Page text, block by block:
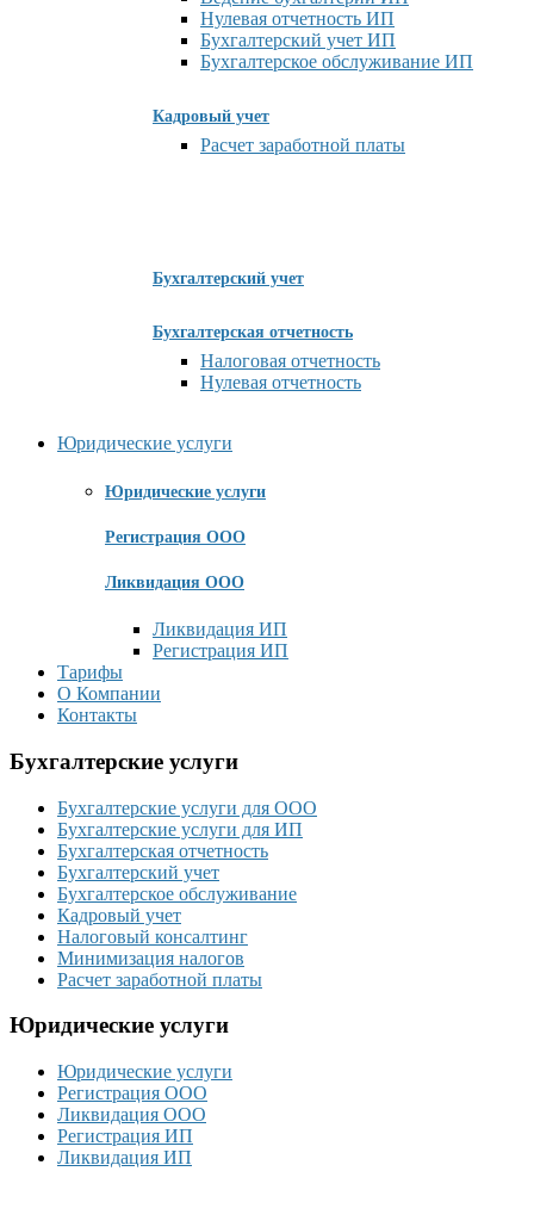
Нулевая отчетность ИП
Бухгалтерский учет ИП
Бухгалтерское обслуживание ИП
Кадровый учет
Расчет заработной платы
Бухгалтерский учет
Бухгалтерская отчетность
Налоговая отчетность
Нулевая отчетность
Юридические услуги
Юридические услуги
Регистрация ООО
Ликвидация ООО
Ликвидация ИП
Регистрация ИП
Тарифы
О Компании
Контакты
Бухгалтерские услуги
Бухгалтерские услуги для ООО
Бухгалтерские услуги для ИП
Бухгалтерская отчетность
Бухгалтерский учет
Бухгалтерское обслуживание
Кадровый учет
Налоговый консалтинг
Минимизация налогов
Расчет заработной платы
Юридические услуги
Юридические услуги
Регистрация ООО
Ликвидация ООО
Регистрация ИП
Ликвидация ИП